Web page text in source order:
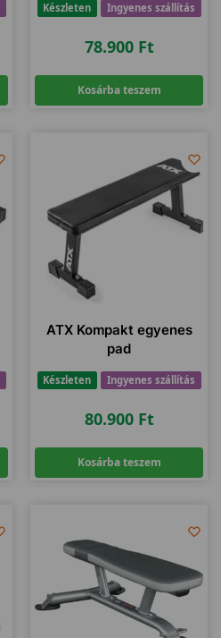
Készleten Ingyenes szállítás
78.900 Ft
Kosárba teszem
ATX Kompakt egyenes
pad
Készleten Ingyenes szállítás
80.900 Ft
Kosárba teszem